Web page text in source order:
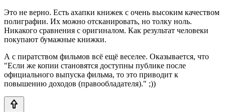
Это не верно. Есть ахапки книжек с очень высоким качеством
полиграфии. Их можно отсканировать, но толку ноль.
Никакого сравнения с оригиналом. Как результат человеки
покупают бумажные книжки.
А с пиратством фильмов всё ещё веселее. Оказывается, что
"Если же копии становятся доступны публике после
официального выпуска фильма, то это приводит к
повышению доходов (правообладателя)." ;))